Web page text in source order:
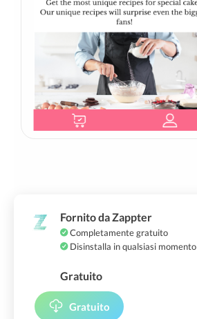
Fornito da Zappter
Completamente gratuito
Disinstalla in qualsiasi momento
Gratuito
Gratuito